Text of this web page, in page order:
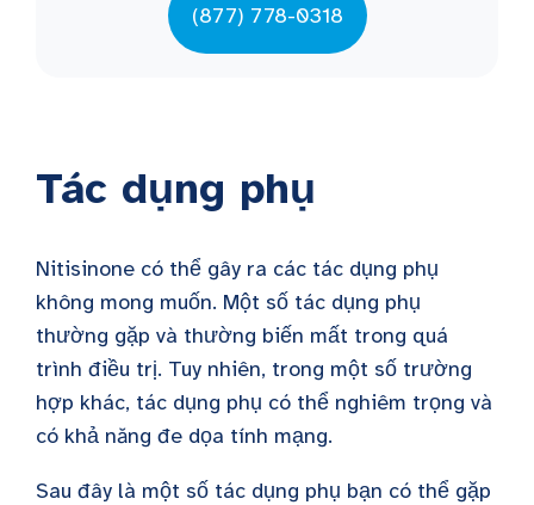
(877) 778-0318
Tác dụng phụ
Nitisinone có thể gây ra các tác dụng phụ
không mong muốn. Một số tác dụng phụ
thường gặp và thường biến mất trong quá
trình điều trị. Tuy nhiên, trong một số trường
hợp khác, tác dụng phụ có thể nghiêm trọng và
có khả năng đe dọa tính mạng.
Sau đây là một số tác dụng phụ bạn có thể gặp